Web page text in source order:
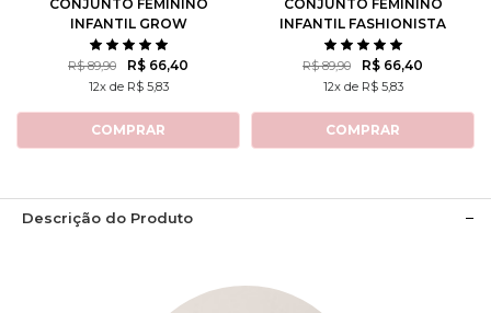
CONJUNTO FEMININO
INFANTIL GROW
POSITIVE THOUGHTS
R$ 89,90 R$ 66,40
12x de R$ 5,83
COMPRAR
CONJUNTO FEMININO
INFANTIL FASHIONISTA
R$ 89,90 R$ 66,40
12x de R$ 5,83
COMPRAR
Descrição do Produto